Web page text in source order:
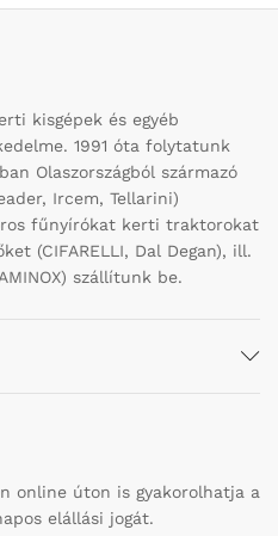
kisgépek és egyéb
1991 óta folytatunk
Olaszországból származó
Ircem, Tellarini)
fűnyírókat kerti traktorokat
(CIFARELLI, Dal Degan), ill.
szállítunk be.
online úton is gyakorolhatja a
elállási jogát.